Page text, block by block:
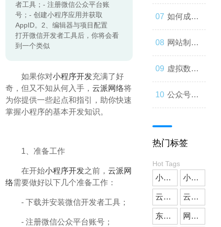
者工具；- 注册微信公众平台账
号；- 创建小程序应用并获取
AppID。2、编辑器与项目配置
打开微信开发者工具后，你将会看
到一个类似
如果你对小程序开发充满了好
奇，但又不知从何入手，云派网络将
为你提供一些起点和指引，助你快速
掌握小程序的基本开发知识。
1、准备工作
在开始小程序开发之前，云派网
络需要做好以下几个准备工作：
- 下载并安装微信开发者工具；
- 注册微信公众平台账号；
众号成为
人们心中
的第一选
择
的分销商
城？
城：为什
么您应该
考虑加
入？
如何成为
微信小程
序开发高
手？
网站制作
流程与技
巧
虚拟数字
人：从奇
现实
公众号开
一款受欢
迎的社交
媒体应用
热门标签
Hot Tags
小微公司 小程序开发
云派网络 云派小程序开发
东莞小程序开发 网站建设